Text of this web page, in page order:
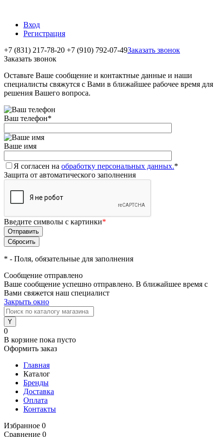
Вход
Регистрация
+7 (831) 217-78-20 +7 (910) 792-07-49Заказать звонок
Заказать звонок
Оставьте Ваше сообщение и контактные данные и наши
специалисты свяжутся с Вами в ближайшее рабочее время для
решения Вашего вопроса.
Ваш телефон*
Ваше имя
Я согласен на обработку персональных данных.*
Защита от автоматического заполнения
Введите символы с картинки*
* - Поля, обязательные для заполнения
Сообщение отправлено
Ваше сообщение успешно отправлено. В ближайшее время с
Вами свяжется наш специалист
Закрыть окно
0
В корзине пока пусто
Оформить заказ
Главная
Каталог
Бренды
Доставка
Оплата
Контакты
Избранное 0
Сравнение 0